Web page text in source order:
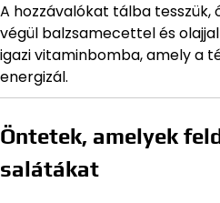
A hozzávalókat tálba tesszük,
végül balzsamecettel és
igazi vitaminbomba, amely a
energizál.
Öntetek, amelyek
salátákat